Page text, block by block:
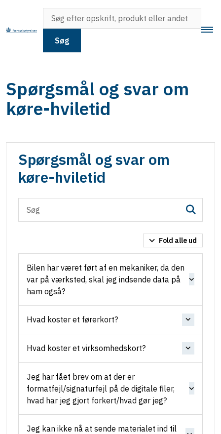
Søg
Spørgsmål og svar om
køre-hviletid
Spørgsmål og svar om
køre-hviletid
Fold alle ud
Bilen har været ført af en mekaniker, da den
var på værksted, skal jeg indsende data på
ham også?
Hvad koster et førerkort?
Hvad koster et virksomhedskort?
Jeg har fået brev om at der er
formatfejl/signaturfejl på de digitale filer,
hvad har jeg gjort forkert/hvad gør jeg?
Jeg kan ikke nå at sende materialet ind til